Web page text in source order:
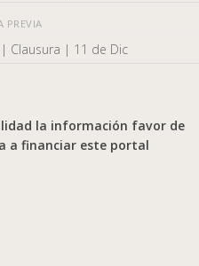
PREVIA
Clausura | 11 de Dic
la información favor de
a financiar este portal